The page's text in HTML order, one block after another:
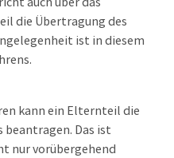
die Übertragung des
ist in diesem
kann ein Elternteil die
beantragen. Das ist
nur vorübergehend